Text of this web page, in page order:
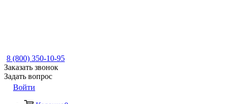
8 (800) 350-10-95
Заказать звонок
Задать вопрос
Войти